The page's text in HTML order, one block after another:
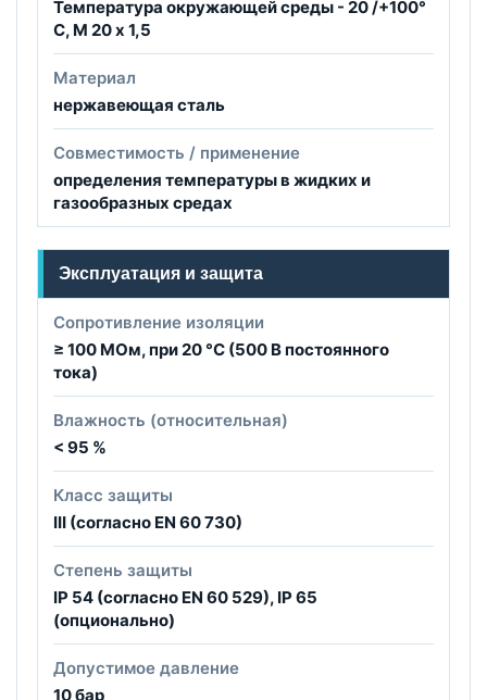
Температура окружающей среды - 20 /+100°
C, М 20 x 1,5
Материал
нержавеющая сталь
Совместимость / применение
определения температуры в жидких и
газообразных средах
Эксплуатация и защита
Сопротивление изоляции
≥ 100 МОм, при 20 °C (500 В постоянного
тока)
Влажность (относительная)
< 95 %
Класс защиты
III (согласно EN 60 730)
Степень защиты
IP 54 (согласно EN 60 529), IP 65
(опционально)
Допустимое давление
10 бар